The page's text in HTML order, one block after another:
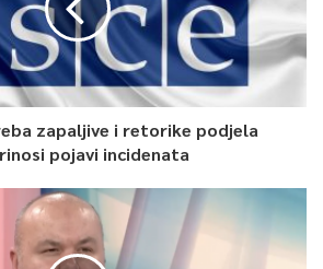
zapaljive i retorike podjela
pojavi incidenata